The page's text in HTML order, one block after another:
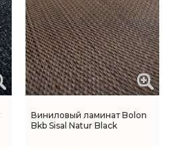
Виниловый ламинат Bolon
Bkb Sisal Natur Black